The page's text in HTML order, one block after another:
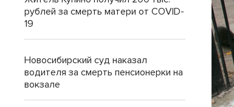
рублей за смерть матери от COVID-
19
Новосибирский суд наказал
водителя за смерть пенсионерки на
вокзале